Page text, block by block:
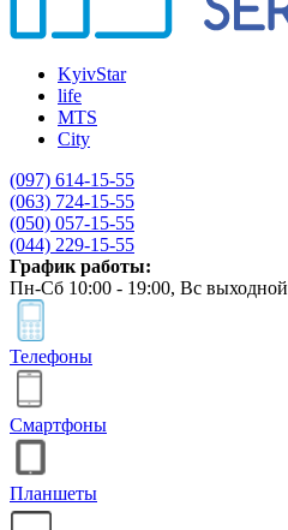
KyivStar
life
MTS
City
(097) 614-15-55
(063) 724-15-55
(050) 057-15-55
(044) 229-15-55
График работы:
Пн-Сб 10:00 - 19:00, Вс выходной
Телефоны
Смартфоны
Планшеты